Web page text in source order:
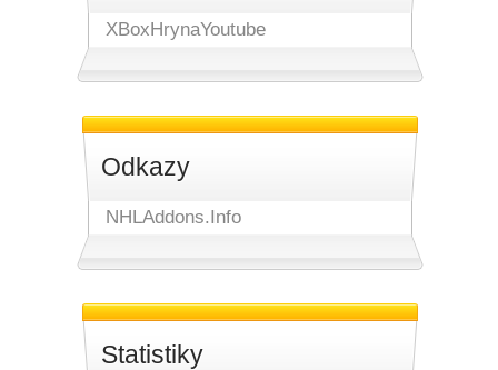
XBoxHrynaYoutube
Odkazy
NHLAddons.Info
Statistiky